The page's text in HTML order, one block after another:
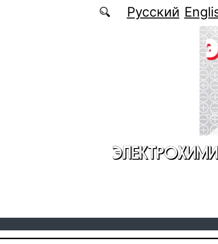
Перейти к основному содержаниюРусский